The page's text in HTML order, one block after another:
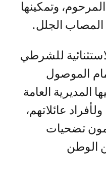
وتمكينها
المصاب الجلل.
للشرطي
الموصول
المديرية العامة
عائلاتهم،
تضحيات
الوطن